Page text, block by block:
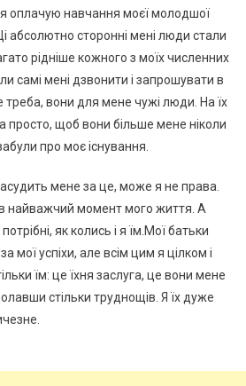
оплачую навчання моєї молодшої
абсолютно сторонні мені люди стали
рідніше кожного з моїх численних
самі мені дзвонити і запрошувати в
треба, вони для мене чужі люди. На їх
просто, щоб вони більше мене ніколи
про моє існування.
мене за це, може я не права.
найважчий момент мого життя. А
як колись і я їм.Мої батьки
мої успіхи, але всім цим я цілком і
їм: це їхня заслуга, це вони мене
стільки труднощів. Я їх дуже